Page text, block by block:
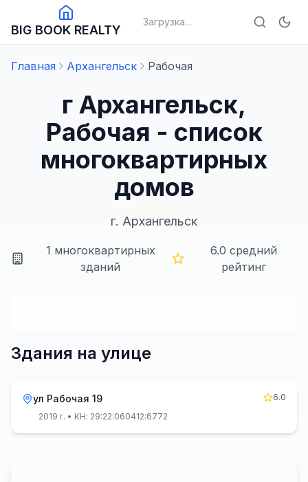
BIG BOOK REALTY
Загрузка...
Главная Архангельск Рабочая
г Архангельск,
Рабочая - список
многоквартирных
домов
г. Архангельск
1 многоквартирных
зданий
6.0 средний
рейтинг
Здания на улице
ул Рабочая 19
6.0
2019 г. • КН: 29:22:060412:6772